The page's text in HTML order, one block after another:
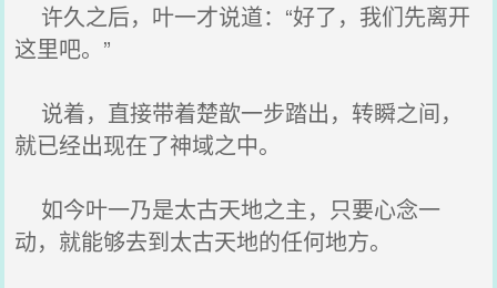
许久之后，叶一才说道：“好了，我们先离开
这里吧。”
说着，直接带着楚歆一步踏出，转瞬之间，
就已经出现在了神域之中。
如今叶一乃是太古天地之主，只要心念一
动，就能够去到太古天地的任何地方。